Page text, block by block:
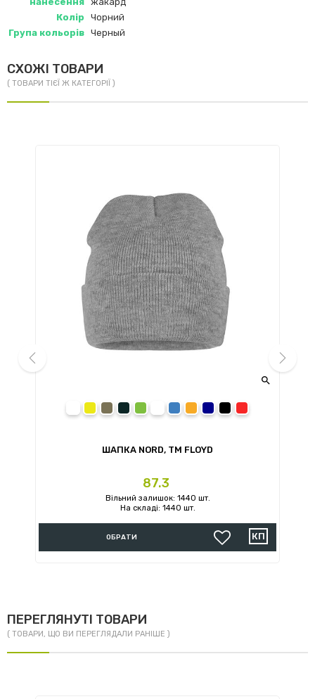
Колір
Чорний
Група кольорів Черный
СХОЖІ ТОВАРИ
( ТОВАРИ ТІЄЇ Ж КАТЕГОРІЇ )

ШАПКА NORD, TM FLOYD
Ціна
87.3
Вільний залишок: 1440 шт.
На складі: 1440 шт.
ОБРАТИ
ПЕРЕГЛЯНУТІ ТОВАРИ
( ТОВАРИ, ЩО ВИ ПЕРЕГЛЯДАЛИ РАНІШЕ )